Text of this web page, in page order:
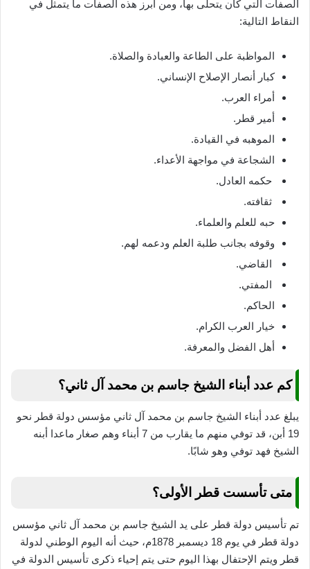
الصفات التي كان يتحلى بها، ومن أبرز هذه الصفات ما يتمثل في
النقاط التالية:
المواظبة على الطاعة والعبادة والصلاة.
كبار أنصار الإصلاح الإنساني.
أمراء العرب.
أمير قطر.
الموهبه في القيادة.
الشجاعة في مواجهة الأعداء.
حكمه العادل.
ثقافته.
حبه للعلم والعلماء.
وقوفه بجانب طلبة العلم ودعمه لهم.
القاضي.
المفتي.
الحاكم.
خيار العرب الكرام.
أهل الفضل والمعرفة.
كم عدد أبناء الشيخ جاسم بن محمد آل ثاني؟
يبلغ عدد أبناء الشيخ جاسم بن محمد آل ثاني مؤسس دولة قطر نحو
19 أبن، قد توفي منهم ما يقارب من 7 أبناء وهم صغار ماعدا أبنه
الشيخ فهد توفي وهو شابًا.
متى تأسست قطر الأولى؟
تم تأسيس دولة قطر على يد الشيخ جاسم بن محمد آل ثاني مؤسس
دولة قطر في يوم 18 ديسمبر 1878م، حيث أنه اليوم الوطني لدولة
قطر ويتم الإحتفال بهذا اليوم حتى يتم إحياء ذكرى تأسيس الدولة في